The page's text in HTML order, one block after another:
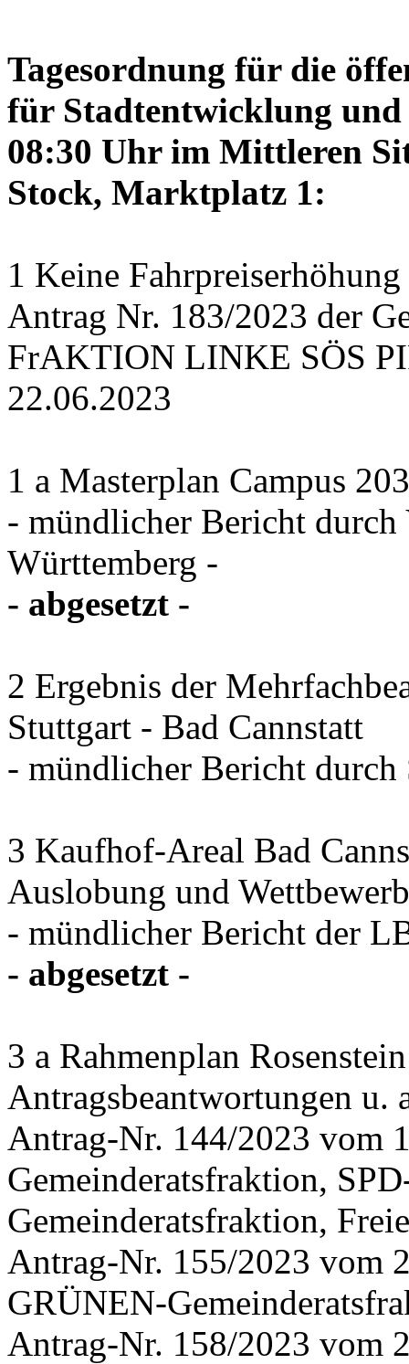
Tagesordnung für die
für Stadtentwicklung und
08:30 Uhr im Mittleren
Stock, Marktplatz 1:
1 Keine
Antrag Nr. 183/2023 der
FrAKTION LINKE SÖS
22.06.2023
1 a Masterplan Campus
- mündlicher Bericht durch
Württemberg -
- abgesetzt -
2 Ergebnis der
Stuttgart - Bad Cannstatt
- mündlicher Bericht durch
3 Kaufhof-Areal Bad
Auslobung und Wettbewerb
- mündlicher Bericht der
- abgesetzt -
3 a Rahmenplan Rosenstein
Antragsbeantwortungen u.
Antrag-Nr. 144/2023 vom
Gemeinderatsfraktion,
Gemeinderatsfraktion,
Antrag-Nr. 155/2023 vom
GRÜNEN-
Antrag-Nr. 158/2023 vom